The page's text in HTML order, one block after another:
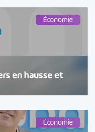
Économie
en hausse et
Économie